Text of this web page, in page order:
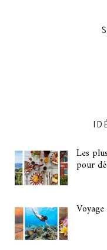
Les
pour